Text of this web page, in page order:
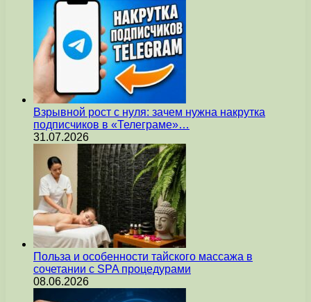
Взрывной рост с нуля: зачем нужна накрутка
подписчиков в «Телеграме»…
31.07.2026
Польза и особенности тайского массажа в
сочетании с SPA процедурами
08.06.2026